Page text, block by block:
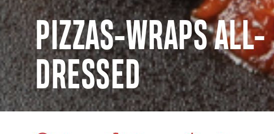
PIZZAS-WRAPS ALL-
DRESSED